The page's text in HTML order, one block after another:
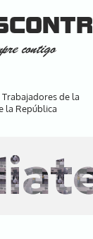
contigo
de la
la República